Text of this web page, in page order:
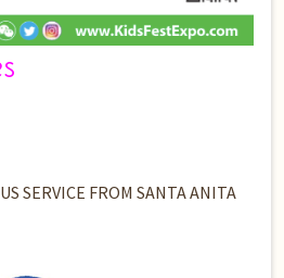
SERVICE FROM SANTA ANITA